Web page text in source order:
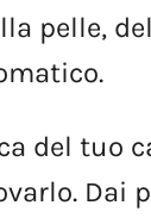
pelle, del
del tuo
Dai